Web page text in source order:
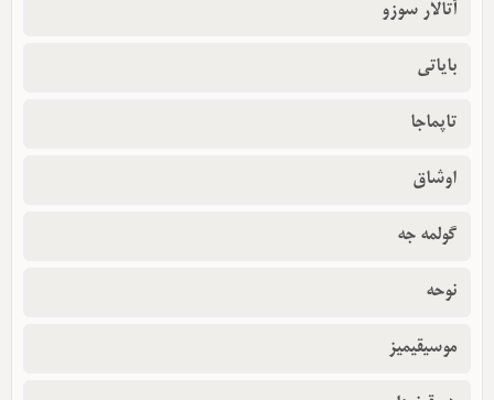
آتالار سوزو
بایاتی
تاپماجا
اوشاق
گولمه جه
نوحه
موسیقیمیز